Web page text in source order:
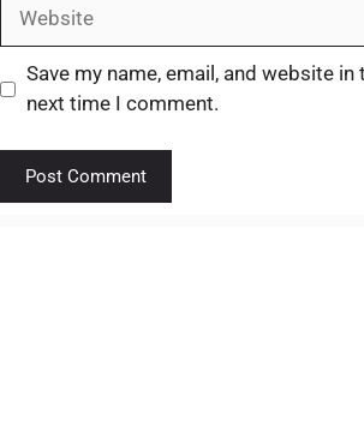
Save my name, email, and website
next time I comment.